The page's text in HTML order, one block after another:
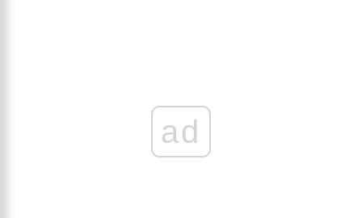
ad